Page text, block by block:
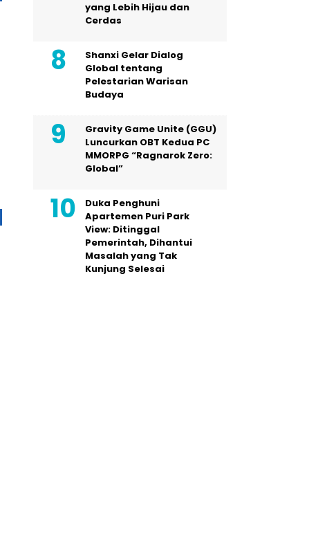
yang Lebih Hijau dan
Cerdas
Shanxi Gelar Dialog
Global tentang
Pelestarian Warisan
Budaya
Gravity Game Unite (GGU)
Luncurkan OBT Kedua PC
MMORPG “Ragnarok Zero:
Global”
Duka Penghuni
Apartemen Puri Park
View: Ditinggal
Pemerintah, Dihantui
Masalah yang Tak
Kunjung Selesai